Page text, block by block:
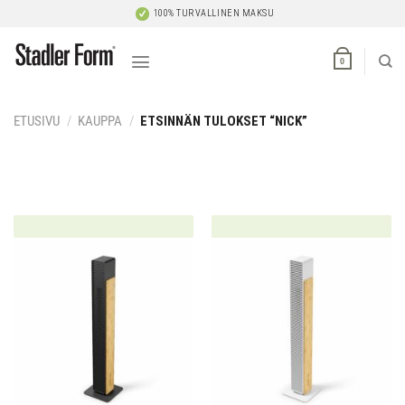
content
100% TURVALLINEN MAKSU
0
ETUSIVU / KAUPPA / ETSINNÄN TULOKSET “NICK”